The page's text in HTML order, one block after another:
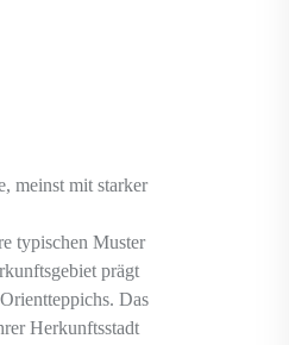
meinst mit starker
typischen Muster
prägt
Das
Herkunftsstadt